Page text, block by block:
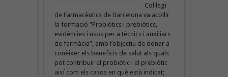
Col·legi
de Farmacèutics de Barcelona va acollir
la formació “Probiòtics i prebiòtics,
evidències i usos per a tècnics i auxiliars
de farmàcia”, amb l’objectiu de donar a
conèixer els beneficis de salut als quals
pot contribuir el probiòtic i el prebiòtic
així com els casos en què està indicat;